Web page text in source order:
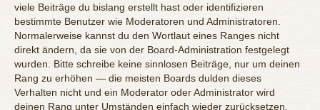
viele Beiträge du bislang erstellt hast oder identifizieren
bestimmte Benutzer wie Moderatoren und Administratoren.
Normalerweise kannst du den Wortlaut eines Ranges nicht
direkt ändern, da sie von der Board-Administration festgelegt
wurden. Bitte schreibe keine sinnlosen Beiträge, nur um deinen
Rang zu erhöhen — die meisten Boards dulden dieses
Verhalten nicht und ein Moderator oder Administrator wird
deinen Rang unter Umständen einfach wieder zurücksetzen.